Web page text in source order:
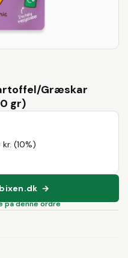
Græskar
gr)
(10%)
→
på denne ordre